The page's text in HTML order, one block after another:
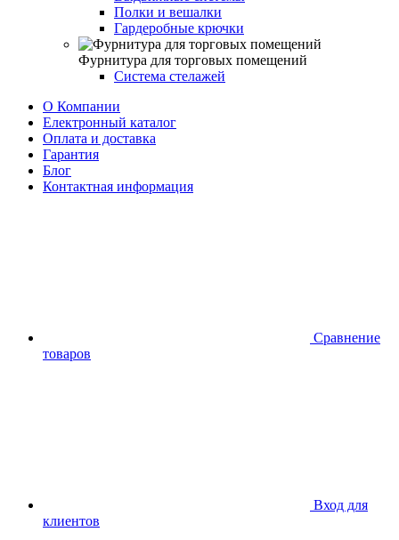
Полки и вешалки
Гардеробные крючки
Фурнитура для торговых помещений
Система стелажей
О Компании
Електронный каталог
Оплата и доставка
Гарантия
Блог
Контактная информация
Сравнение
товаров
Вход для
клиентов